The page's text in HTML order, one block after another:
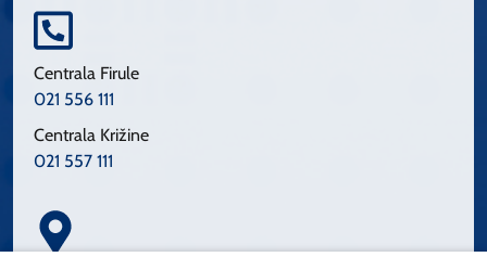
Centrala Firule
021 556 111
Centrala Križine
021 557 111